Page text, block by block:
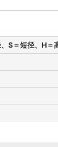
S＝短径、H＝